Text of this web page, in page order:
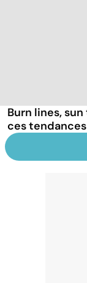
Burn lines,
ces